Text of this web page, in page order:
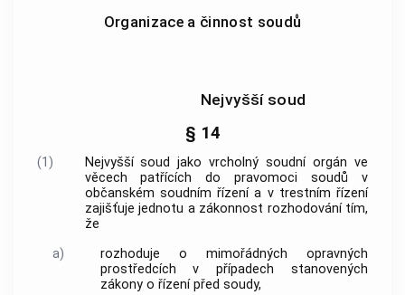
Organizace a činnost soudů
Nejvyšší soud
§ 14
(1)
Nejvyšší soud jako vrcholný soudní orgán ve
věcech patřících do pravomoci soudů v
občanském soudním řízení a v trestním řízení
zajišťuje jednotu a zákonnost rozhodování tím,
že
a)
rozhoduje o mimořádných opravných
prostředcích v případech stanovených
zákony o řízení před soudy,